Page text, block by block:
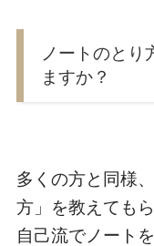
ノートのとり
ますか？
多くの方と同様
方」を教えても
自己流でノート